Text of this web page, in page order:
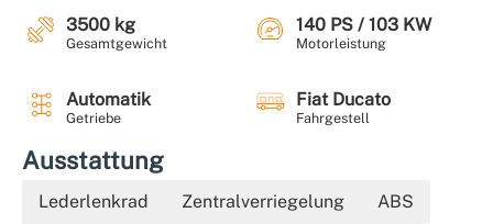
3500 kg
Gesamtgewicht
140 PS / 103 KW
Motorleistung
Automatik
Getriebe
Fiat Ducato
Fahrgestell
Ausstattung
Lederlenkrad Zentralverriegelung ABS